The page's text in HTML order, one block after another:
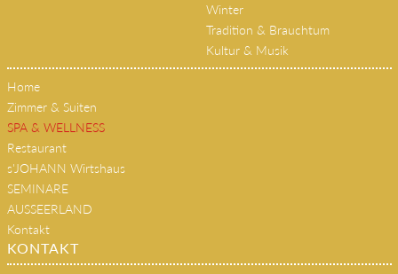
Winter
Tradition & Brauchtum
Kultur & Musik
Home
Zimmer & Suiten
SPA & WELLNESS
Restaurant
s'JOHANN Wirtshaus
SEMINARE
AUSSEERLAND
Kontakt
KONTAKT